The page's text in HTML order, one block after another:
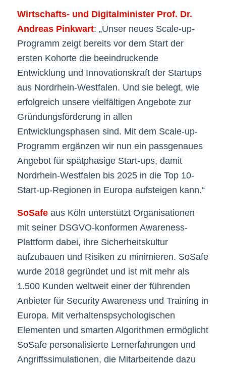
Wirtschafts- und Digitalminister Prof. Dr.
Andreas Pinkwart: „Unser neues Scale-up-
Programm zeigt bereits vor dem Start der
ersten Kohorte die beeindruckende
Entwicklung und Innovationskraft der Startups
aus Nordrhein-Westfalen. Und sie belegt, wie
erfolgreich unsere vielfältigen Angebote zur
Gründungsförderung in allen
Entwicklungsphasen sind. Mit dem Scale-up-
Programm ergänzen wir nun ein passgenaues
Angebot für spätphasige Start-ups, damit
Nordrhein-Westfalen bis 2025 in die Top 10-
Start-up-Regionen in Europa aufsteigen kann.“
SoSafeaus Köln unterstützt Organisationen
mit seiner DSGVO-konformen Awareness-
Plattform dabei, ihre Sicherheitskultur
aufzubauen und Risiken zu minimieren. SoSafe
wurde 2018 gegründet und ist mit mehr als
1.500 Kunden weltweit einer der führenden
Anbieter für Security Awareness und Training in
Europa. Mit verhaltenspsychologischen
Elementen und smarten Algorithmen ermöglicht
SoSafe personalisierte Lernerfahrungen und
Angriffssimulationen, die Mitarbeitende dazu